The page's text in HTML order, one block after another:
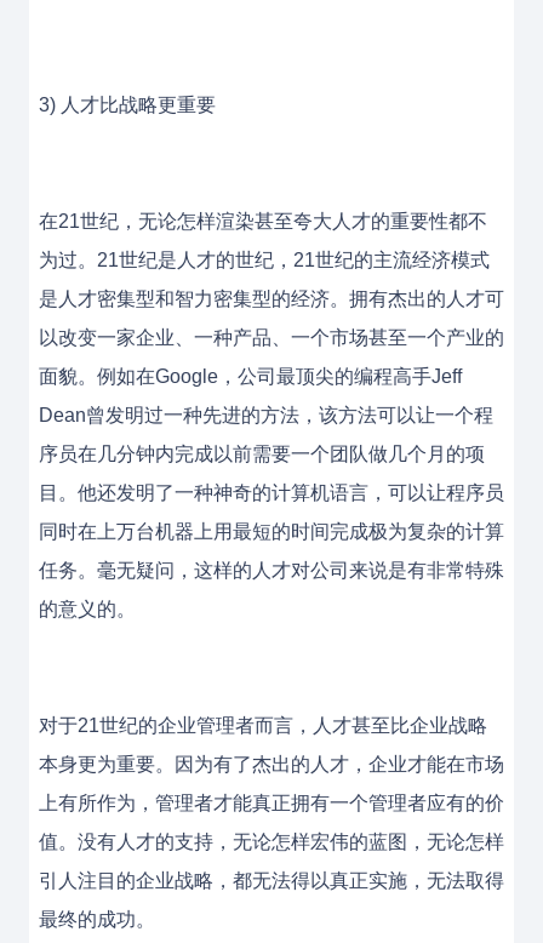
3) 人才比战略更重要
在21世纪，无论怎样渲染甚至夸大人才的重要性都不
为过。21世纪是人才的世纪，21世纪的主流经济模式
是人才密集型和智力密集型的经济。拥有杰出的人才可
以改变一家企业、一种产品、一个市场甚至一个产业的
面貌。例如在Google，公司最顶尖的编程高手Jeff
Dean曾发明过一种先进的方法，该方法可以让一个程
序员在几分钟内完成以前需要一个团队做几个月的项
目。他还发明了一种神奇的计算机语言，可以让程序员
同时在上万台机器上用最短的时间完成极为复杂的计算
任务。毫无疑问，这样的人才对公司来说是有非常特殊
的意义的。
对于21世纪的企业管理者而言，人才甚至比企业战略
本身更为重要。因为有了杰出的人才，企业才能在市场
上有所作为，管理者才能真正拥有一个管理者应有的价
值。没有人才的支持，无论怎样宏伟的蓝图，无论怎样
引人注目的企业战略，都无法得以真正实施，无法取得
最终的成功。